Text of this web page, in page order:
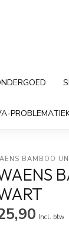
BAMBOO
Incl. btw